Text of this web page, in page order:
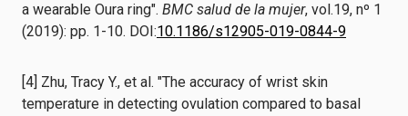
a wearable Oura ring". BMC salud de la mujer, vol.19, nº 1
(2019): pp. 1-10. DOI:10.1186/s12905-019-0844-9
[4] Zhu, Tracy Y., et al. "The accuracy of wrist skin
temperature in detecting ovulation compared to basal